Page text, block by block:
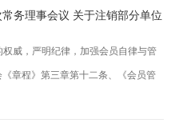
务理事会议 关于注销部分单位
威，严明纪律，加强会员自律与管
章程》第三章第十二条、《会员管
定，经四川省预防医学会第四届十